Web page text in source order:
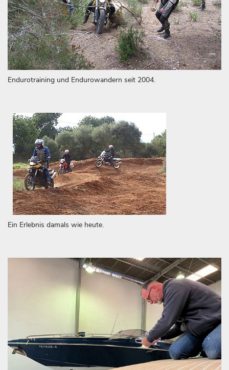
Endurotraining und Endurowandern seit 2004.
Ein Erlebnis damals wie heute.